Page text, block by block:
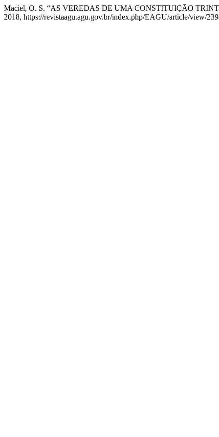
Maciel, O. S. “AS VEREDAS DE UMA CONSTITUIÇÃO
2018, https://revistaagu.agu.gov.br/index.php/EAGU/article/view/